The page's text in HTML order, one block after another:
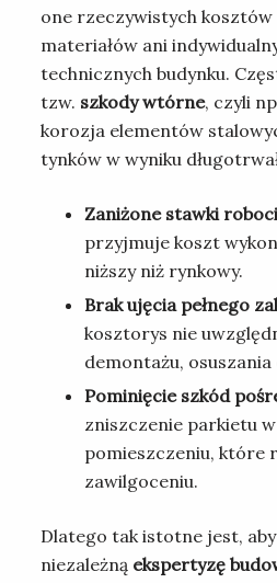
one rzeczywistych kosztów
materiałów ani
technicznych budynku.
tzw. szkody wtórne, czyli
korozja elementów
tynków w wyniku
Zaniżone stawki
przyjmuje koszt
niższy niż rynkowy.
Brak ujęcia pełnego
kosztorys nie
demontażu,
Pominięcie szkód
zniszczenie parkietu
pomieszczeniu, które
zawilgoceniu.
Dlatego tak istotne jest,
niezależną ekspertyzę